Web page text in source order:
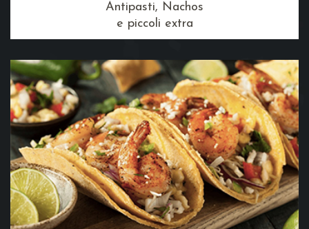
Antipasti, Nachos
e piccoli extra